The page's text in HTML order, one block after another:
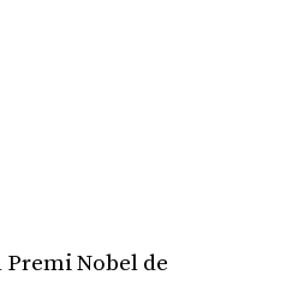
Premi Nobel de